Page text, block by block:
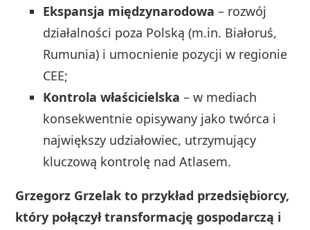
Ekspansja międzynarodowa – rozwój
działalności poza Polską (m.in. Białoruś,
Rumunia) i umocnienie pozycji w regionie
CEE;
Kontrola właścicielska – w mediach
konsekwentnie opisywany jako twórca i
największy udziałowiec, utrzymujący
kluczową kontrolę nad Atlasem.
Grzegorz Grzelak to przykład przedsiębiorcy,
który połączył transformację gospodarczą i